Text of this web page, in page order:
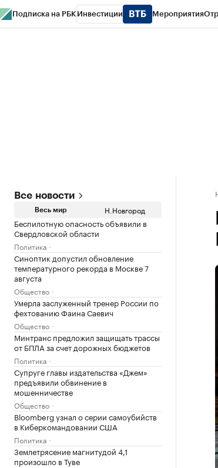
Подписка на РБК Инвестиции Мероприятия
Все новости
Весь мир Н.Новгород
Беспилотную опасность объявили в
Свердловской области
Политика
Синоптик допустил обновление
температурного рекорда в Москве 7
августа
Общество
Умерла заслуженный тренер России по
фехтованию Фаина Саевич
Общество
Минтранс предложил защищать трассы
от БПЛА за счет дорожных бюджетов
Политика
Супруге главы издательства «Джем»
предъявили обвинение в
мошенничестве
Общество
Bloomberg узнал о серии самоубийств
в Киберкомандовании США
Политика
Землетрясение магнитудой 4,1
произошло в Туве